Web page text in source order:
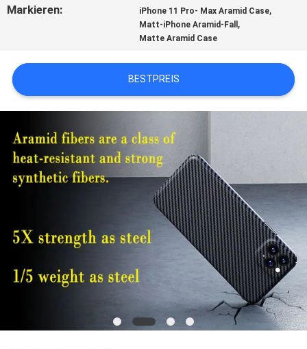
FÄLLE
SITEMAP
PRIVACY
POLICY
Markieren: iPhone 11 Pro- Max Aramid Case,
Matt-iPhone Aramid-Fall ,
Matte Aramid Case
BESTPREIS